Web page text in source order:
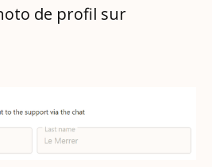
de profil sur